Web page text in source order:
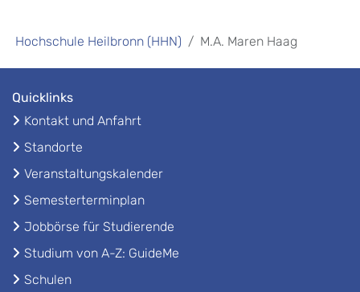
Hochschule Heilbronn (HHN) M.A. Maren Haag
Quicklinks
Kontakt und Anfahrt
Standorte
Veranstaltungskalender
Semesterterminplan
Jobbörse für Studierende
Studium von A-Z: GuideMe
Schulen